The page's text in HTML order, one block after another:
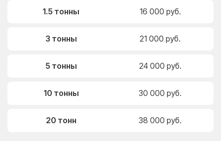
1.5 тонны 16 000 руб.
3 тонны 21 000 руб.
5 тонны 24 000 руб.
10 тонны 30 000 руб.
20 тонн 38 000 руб.